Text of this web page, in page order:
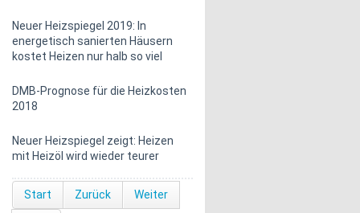
Neuer Heizspiegel 2019: In
energetisch sanierten Häusern
kostet Heizen nur halb so viel
DMB-Prognose für die Heizkosten
2018
Neuer Heizspiegel zeigt: Heizen
mit Heizöl wird wieder teurer
Start Zurück Weiter